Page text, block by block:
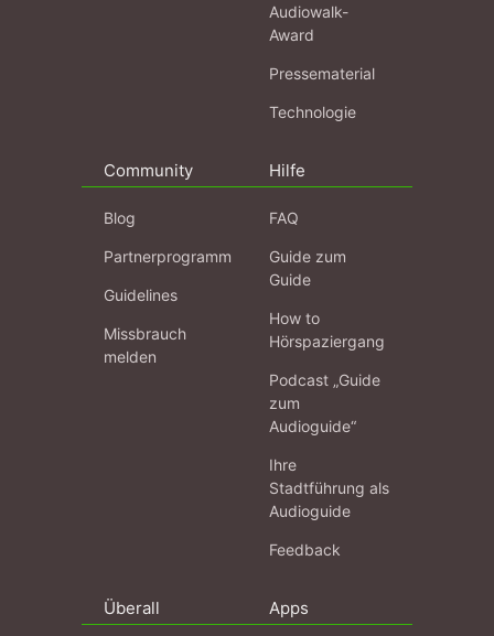
Audiowalk-
Award
Pressematerial
Technologie
Community
Blog
Partnerprogramm
Guidelines
Missbrauch
melden
Hilfe
FAQ
Guide zum
Guide
How to
Hörspaziergang
Podcast „Guide
zum
Audioguide“
Ihre
Stadtführung als
Audioguide
Feedback
Überall Apps